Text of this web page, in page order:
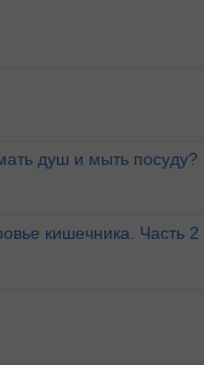
душ и мыть посуду?
кишечника. Часть 2